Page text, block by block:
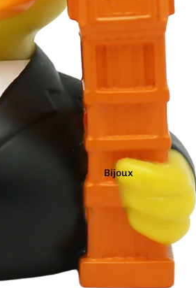
Gris
Jaune
Marron
Noir
Orange
Bijoux